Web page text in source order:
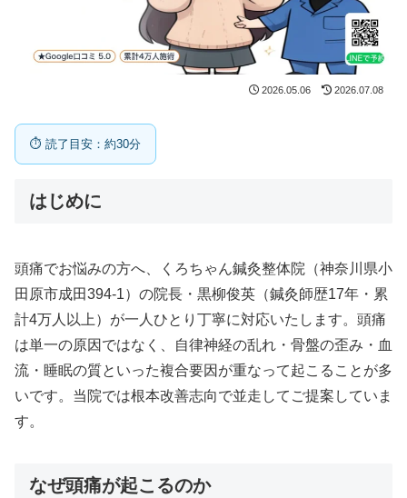
2026.05.06 2026.07.08
⏱ 読了目安：約30分
はじめに
頭痛でお悩みの方へ、くろちゃん鍼灸整体院（神奈川県小
田原市成田394-1）の院長・黒柳俊英（鍼灸師歴17年・累
計4万人以上）が一人ひとり丁寧に対応いたします。頭痛
は単一の原因ではなく、自律神経の乱れ・骨盤の歪み・血
流・睡眠の質といった複合要因が重なって起こることが多
いです。当院では根本改善志向で並走してご提案していま
す。
なぜ頭痛が起こるのか